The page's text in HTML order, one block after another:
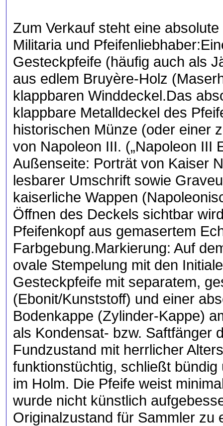
Zum Verkauf steht eine
Militaria und Pfeifenliebhaber:
Gesteckpfeife (häufig auch als
aus edlem Bruyère-Holz
klappbaren Winddeckel. ​Das
klappbare Metalldeckel des
historischen Münze (oder einer
von Napoleon III. („Napoleon III
Außenseite: Porträt von Kaiser
lesbarer Umschrift sowie
kaiserliche Wappen
Öffnen des Deckels sichtbar
Pfeifenkopf aus gemasertem
Farbgebung. ​Markierung: Auf
ovale Stempelung mit den
Gesteckpfeife mit separatem,
(Ebonit/Kunststoff) und einer
Bodenkappe (Zylinder-Kappe)
als Kondensat- bzw. Saftfänger
Fundzustand mit herrlicher
funktionstüchtig, schließt
im Holm. Die Pfeife weist
wurde nicht künstlich
Originalzustand für Sammler zu